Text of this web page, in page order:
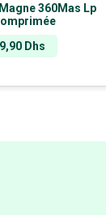
360Mas Lp
Dhs